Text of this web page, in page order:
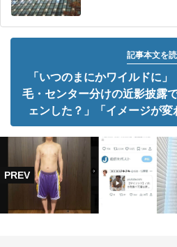
記事本文を
「いつのまにかワイルドに
毛・センター分けの近影披露
ェンした？」「イメージが変